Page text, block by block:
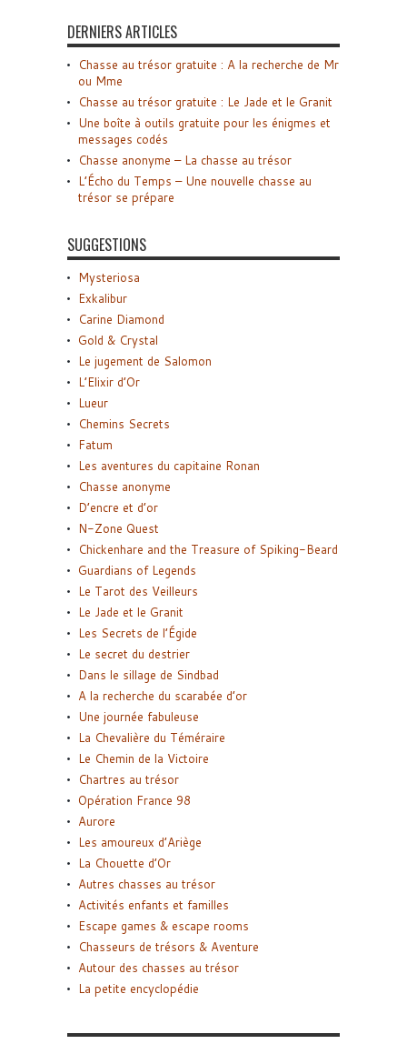
DERNIERS ARTICLES
Chasse au trésor gratuite : A la recherche de Mr
ou Mme
Chasse au trésor gratuite : Le Jade et le Granit
Une boîte à outils gratuite pour les énigmes et
messages codés
Chasse anonyme – La chasse au trésor
L’Écho du Temps – Une nouvelle chasse au
trésor se prépare
SUGGESTIONS
Mysteriosa
Exkalibur
Carine Diamond
Gold & Crystal
Le jugement de Salomon
L’Elixir d’Or
Lueur
Chemins Secrets
Fatum
Les aventures du capitaine Ronan
Chasse anonyme
D’encre et d’or
N-Zone Quest
Chickenhare and the Treasure of Spiking-Beard
Guardians of Legends
Le Tarot des Veilleurs
Le Jade et le Granit
Les Secrets de l’Égide
Le secret du destrier
Dans le sillage de Sindbad
A la recherche du scarabée d’or
Une journée fabuleuse
La Chevalière du Téméraire
Le Chemin de la Victoire
Chartres au trésor
Opération France 98
Aurore
Les amoureux d’Ariège
La Chouette d’Or
Autres chasses au trésor
Activités enfants et familles
Escape games & escape rooms
Chasseurs de trésors & Aventure
Autour des chasses au trésor
La petite encyclopédie